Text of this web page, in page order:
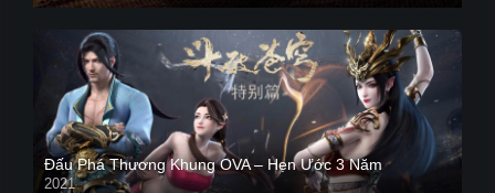
Đấu Phá Thương Khung OVA – Hẹn Ước 3 Năm
2021